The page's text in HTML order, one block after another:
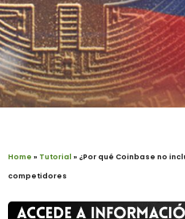
Home » Tutorial »¿Por qué Coinbase no
competidores